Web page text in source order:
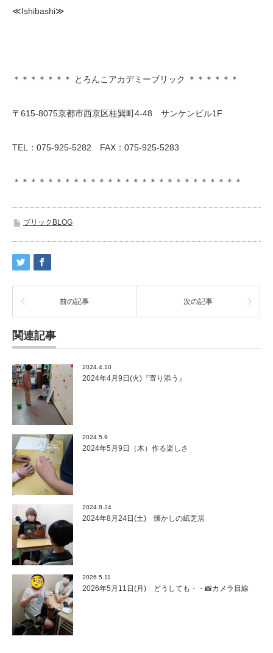
≪Ishibashi≫
＊＊＊＊＊＊＊ とろんこアカデミーブリック ＊＊＊＊＊＊
〒615-8075京都市西京区桂巽町4-48 サンケンビル1F
TEL：075-925-5282 FAX：075-925-5283
＊＊＊＊＊＊＊＊＊＊＊＊＊＊＊＊＊＊＊＊＊＊＊＊＊＊＊
ブリックBLOG
前の記事 次の記事
関連記事
2024.4.10
2024年4月9日(火)『寄り添う』
2024.5.9
2024年5月9日（木）作る楽しさ
2024.8.24
2024年8月24日(土) 懐かしの紙芝居
2026.5.11
2026年5月11日(月) どうしても・・📸カメラ目線